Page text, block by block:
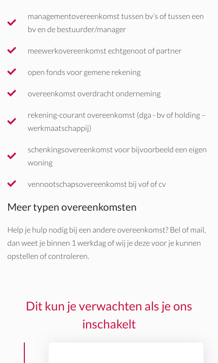
managementovereenkomst tussen bv’s of tussen een
bv en de bestuurder/manager
meewerkovereenkomst echtgenoot of partner
open fonds voor gemene rekening
overeenkomst overdracht onderneming
rekening-courant overeenkomst (dga - bv of holding –
werkmaatschappij)
schenkingsovereenkomst voor bijvoorbeeld een eigen
woning
vennootschapsovereenkomst bij vof of cv
Meer typen overeenkomsten
Help je hulp nodig bij een andere overeenkomst? Bel of mail,
dan weet je binnen 1 werkdag of wij je deze voor je kunnen
opstellen of controleren.
Dit kun je verwachten als je ons
inschakelt